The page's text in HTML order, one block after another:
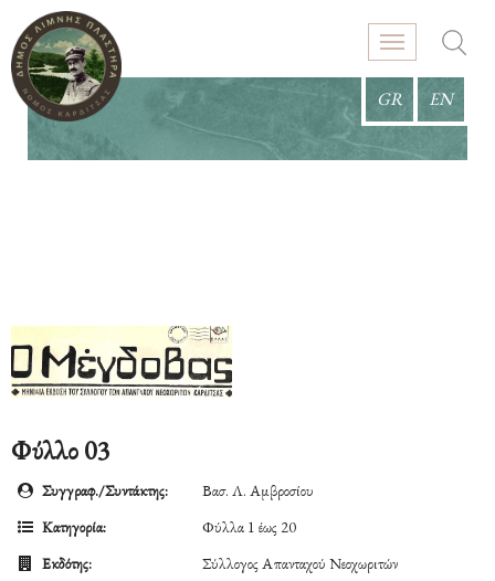
GR EN
Φύλλο 03
Συγγραφ./Συντάκτης:
Βασ. Λ. Αμβροσίου
Κατηγορία:
Φύλλα 1 έως 20
Εκδότης:
Σύλλογος Απανταχού Νεοχωριτών